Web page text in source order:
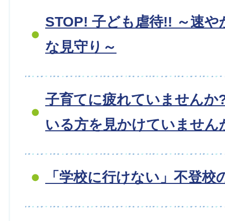
STOP! 子ども虐待!! ～速や
な見守り～
子育てに疲れていませんか
いる方を見かけていません
「学校に行けない」不登校